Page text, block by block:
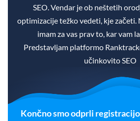
SEO. Vendar je ob neštetih
optimizacije težko vedeti, kje začeti.
imam za vas prav to, kar vam
Predstavljam platformo
učinkovito SEO
Končno smo odprli